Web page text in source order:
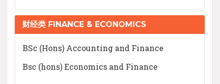
财经类 FINANCE & ECONOMICS
BSc (Hons) Accounting and Finance
Bsc (hons) Economics and Finance